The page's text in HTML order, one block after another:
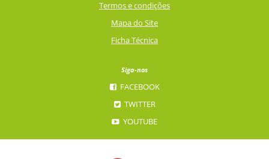
Termos e condições
Mapa do Site
Ficha Técnica
Siga-nos
FACEBOOK
TWITTER
YOUTUBE